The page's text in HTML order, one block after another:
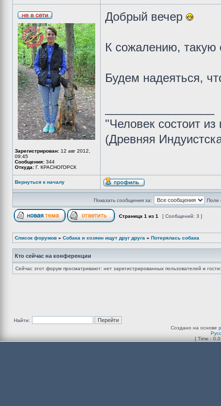
Зарегистрирован: 12 авг 2012,
09:45
Сообщения: 344
Откуда: Г. КРАСНОГОРСК
Добрый вечер
К сожалению, такую
Будем надеяться,
"Человек состоит
(Древняя
Вернуться к началу
Показать сообщения за: Поле
Страница 1 из 1 [ Сообщений: 3 ]
Список форумов » Собака и хозяин ищут друг друга » Потерялась собака
Кто сейчас на конференции
Сейчас этот форум просматривают: нет зарегистрированных пользователей и
Найти:
Создано на основе
[ Time :